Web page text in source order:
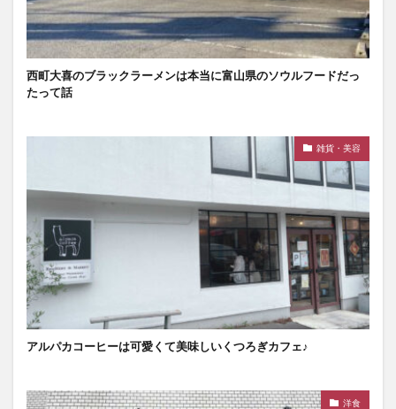
西町大喜のブラックラーメンは本当に富山県のソウルフードだっ
たって話
雑貨・美容
アルパカコーヒーは可愛くて美味しいくつろぎカフェ♪
洋食